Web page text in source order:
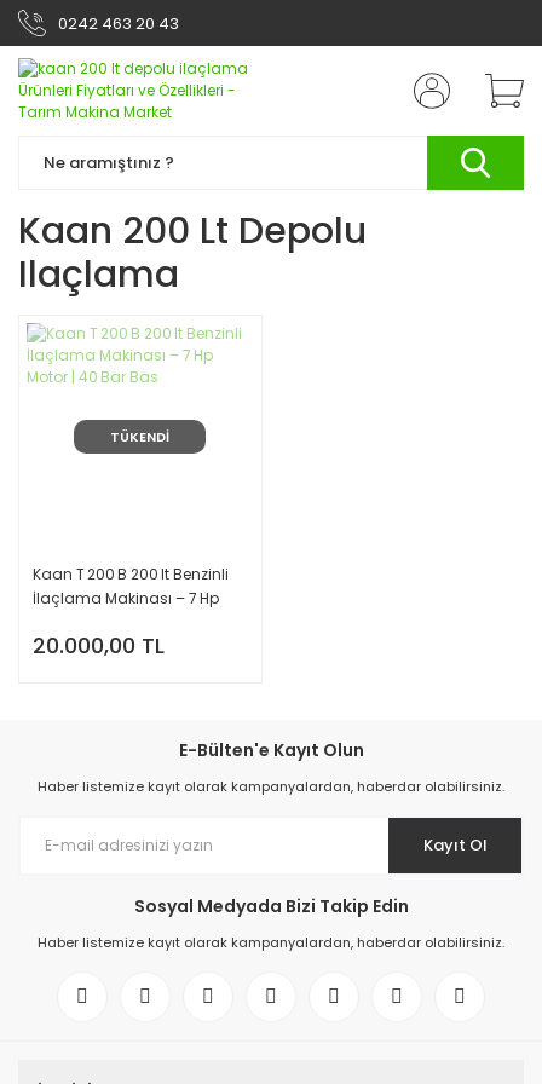
0242 463 20 43
Kaan 200 Lt Depolu
Ilaçlama
TÜKENDİ
Kaan T 200 B 200 lt Benzinli
İlaçlama Makinası – 7 Hp
20.000,00 TL
E-Bülten'e Kayıt Olun
Haber listemize kayıt olarak kampanyalardan, haberdar olabilirsiniz.
Kayıt Ol
Sosyal Medyada Bizi Takip Edin
Haber listemize kayıt olarak kampanyalardan, haberdar olabilirsiniz.